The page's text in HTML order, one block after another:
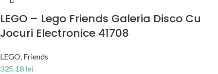
LEGO – Lego Friends Galeria Disco Cu
Jocuri Electronice 41708
LEGO, Friends
325,18 lei